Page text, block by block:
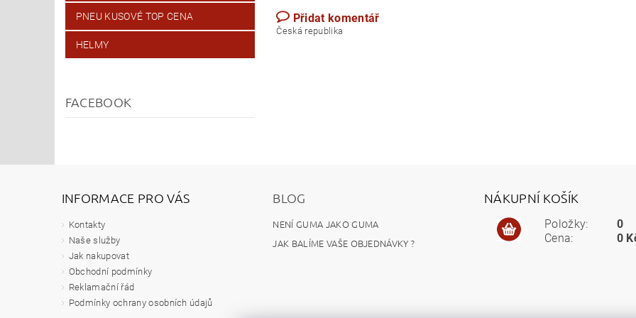
PNEU KUSOVÉ TOP CENA
HELMY
FACEBOOK
Přidat komentář
Česká republika
INFORMACE PRO VÁS
Kontakty
Naše služby
Jak nakupovat
Obchodní podmínky
Reklamační řád
Podmínky ochrany osobních údajů
BLOG
NENÍ GUMA JAKO GUMA
JAK BALÍME VAŠE OBJEDNÁVKY ?
NÁKUPNÍ KOŠÍK
Položky:
Cena:
0
0